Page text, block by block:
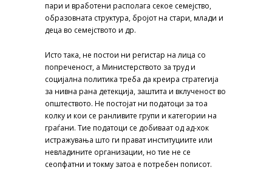
пари и вработени располага секое семејство,
образовната структура, бројот на стари, млади и
деца во семејството и др.
Исто така, не постои ни регистар на лица со
попреченост, а Министерството за труд и
социјална политика треба да креира стратегија
за нивна рана детекција, заштита и вклученост во
општеството. Не постојат ни податоци за тоа
колку и кои се ранливите групи и категории на
граѓани. Тие податоци се добиваат од ад-хок
истражувања што ги прават институциите или
невладините организации, но тие не се
сеопфатни и токму затоа е потребен пописот.